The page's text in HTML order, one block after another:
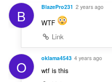
B BlazePro231 2 years ago
WTF
Link
O oklama4543 4 years ago
wtf is this